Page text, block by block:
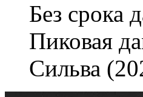
Без срока
Пиковая
Сильва